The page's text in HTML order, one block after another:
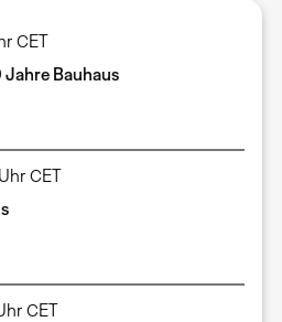
CET
Jahre Bauhaus
CET
CET